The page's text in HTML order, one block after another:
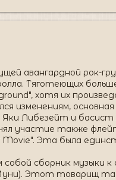
авангардной рок-
Тяготеющих больше
хотя их
изменениям,
Либезейт и басист
участие также
Эта была
сборник музыки
Этот товарищ